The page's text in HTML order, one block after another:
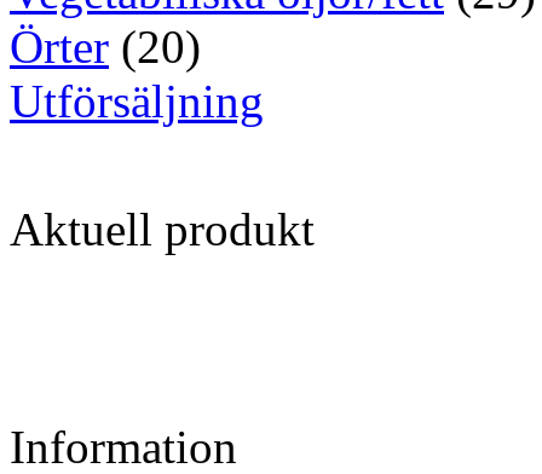
Örter (20)
Utförsäljning
Aktuell produkt
Information